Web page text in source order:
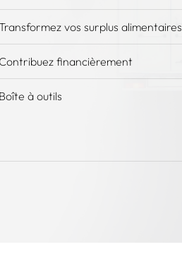
vos surplus alimentaires
Contribuez financièrement
Boîte à outils